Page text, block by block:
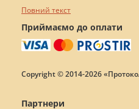
Повний текст
Приймаємо до оплати
Copyright © 2014-2026
Партнери